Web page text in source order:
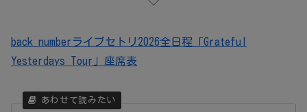
back numberライブセトリ2026全日程「Grateful
Yesterdays Tour」座席表